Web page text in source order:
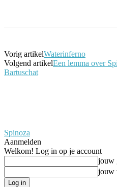
Vorig artikelWaterinferno
Volgend artikelEen lemma over
Bartuschat
Spinoza
Aanmelden
Welkom! Log in op je account
jouw
jouw